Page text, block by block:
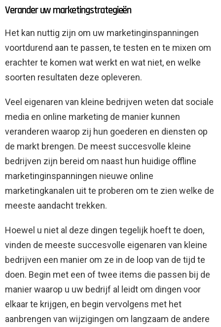
Verander uw marketingstrategieën
Het kan nuttig zijn om uw marketinginspanningen
voortdurend aan te passen, te testen en te mixen om
erachter te komen wat werkt en wat niet, en welke
soorten resultaten deze opleveren.
Veel eigenaren van kleine bedrijven weten dat sociale
media en online marketing de manier kunnen
veranderen waarop zij hun goederen en diensten op
de markt brengen. De meest succesvolle kleine
bedrijven zijn bereid om naast hun huidige offline
marketinginspanningen nieuwe online
marketingkanalen uit te proberen om te zien welke de
meeste aandacht trekken.
Hoewel u niet al deze dingen tegelijk hoeft te doen,
vinden de meeste succesvolle eigenaren van kleine
bedrijven een manier om ze in de loop van de tijd te
doen. Begin met een of twee items die passen bij de
manier waarop u uw bedrijf al leidt om dingen voor
elkaar te krijgen, en begin vervolgens met het
aanbrengen van wijzigingen om langzaam de andere